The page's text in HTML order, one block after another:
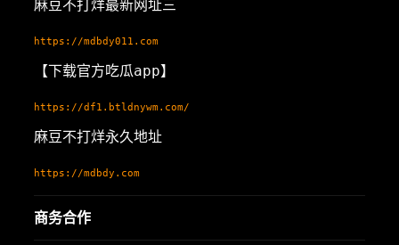
麻豆不打烊最新网址三
https://mdbdy011.com
【下载官方吃瓜app】
https://df1.btldnywm.com/
麻豆不打烊永久地址
https://mdbdy.com
商务合作